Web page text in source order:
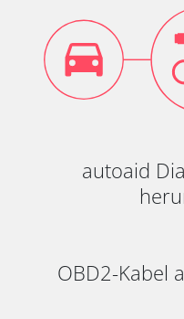
autoaid
OBD2-Kabel